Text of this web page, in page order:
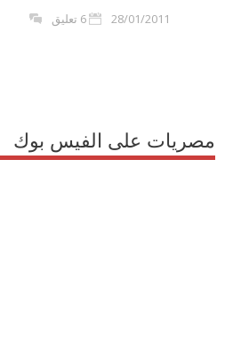
28/01/2011 6 تعليق
مصريات على الفيس بوك